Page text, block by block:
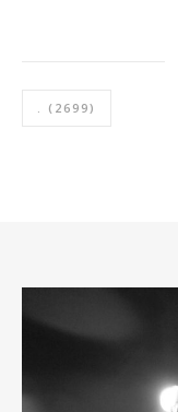
. (2699)